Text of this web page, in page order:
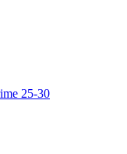
25-30